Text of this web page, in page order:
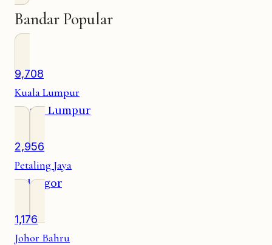
Bandar Popular
9,708
Kuala Lumpur
Kuala Lumpur
2,956
Petaling Jaya
Selangor
1,176
Johor Bahru